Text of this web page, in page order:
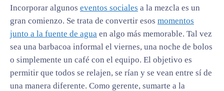
Incorporar algunos eventos sociales a la mezcla es un
gran comienzo. Se trata de convertir esos momentos
junto a la fuente de agua en algo más memorable. Tal vez
sea una barbacoa informal el viernes, una noche de bolos
o simplemente un café con el equipo. El objetivo es
permitir que todos se relajen, se rían y se vean entre sí de
una manera diferente. Como gerente, sumarte a la